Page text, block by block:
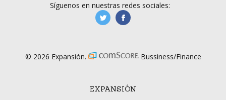
EXPANSIÓN
Síguenos en nuestras redes sociales:
manufacturaGE
© 2026 Expansión. Bussiness/Finance